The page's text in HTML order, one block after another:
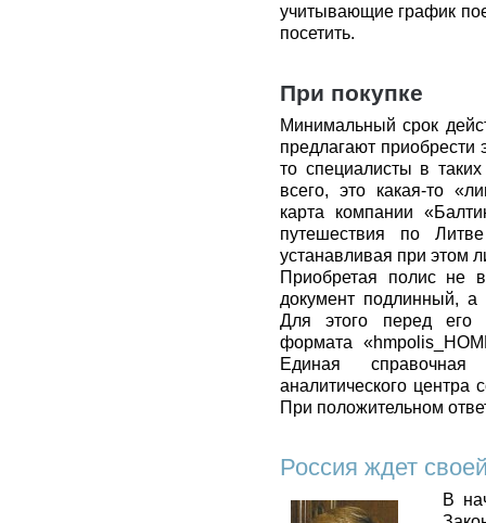
учитывающие график
посетить.
При покупке
Минимальный срок
предлагают приобрести
то специалисты в
всего, это какая-то
карта компании
путешествия по
устанавливая при этом
Приобретая полис не
документ подлинный, а
Для этого перед его
формата
Единая справочная
аналитического центра
При положительном
Россия ждет
В